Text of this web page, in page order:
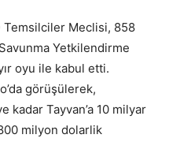
Temsilciler Meclisi, 858
Yetkilendirme
oyu ile kabul etti.
görüşülerek,
kadar Tayvan’a 10 milyar
milyon dolarlik